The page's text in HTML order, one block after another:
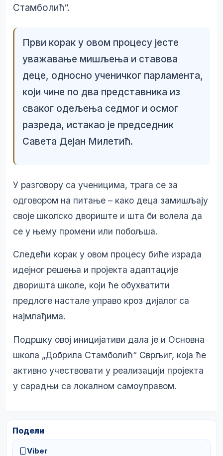
Стамболић“.
Први корак у овом процесу јесте
уважавање мишљења и ставова
деце, односно ученичког парламента,
који чине по два представника из
сваког одељења седмог и осмог
разреда, истакао је председник
Савета Дејан Милетић.
У разговору са ученицима, трага се за
одговором на питање – како деца замишљају
своје школско двориште и шта би волела да
се у њему промени или побољша.
Следећи корак у овом процесу биће израда
идејног решења и пројекта адаптације
дворишта школе, који ће обухватити
предлоге настале управо кроз дијалог са
најмлађима.
Подршку овој иницијативи дала је и Основна
школа „Добрила Стамболић“ Сврљиг, која ће
активно учествовати у реализацији пројекта
у сарадњи са локалном самоуправом.
Подели
Viber